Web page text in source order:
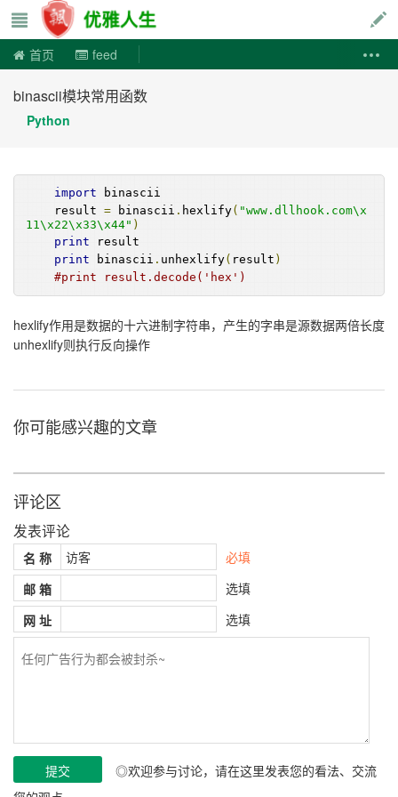
首页 feed
binascii模块常用函数
Python
import binascii
result = binascii . hexlify( "www.dllhook.com\x
11\x22\x33\x44" )
print result
print binascii . unhexlify( result )
#print result.decode('hex')
hexlify作用是数据的十六进制字符串，产生的字串是源数据两倍长度
unhexlify则执行反向操作
你可能感兴趣的文章
评论区
发表评论
名 称
必填
邮 箱
选填
网 址
选填
◎欢迎参与讨论，请在这里发表您的看法、交流